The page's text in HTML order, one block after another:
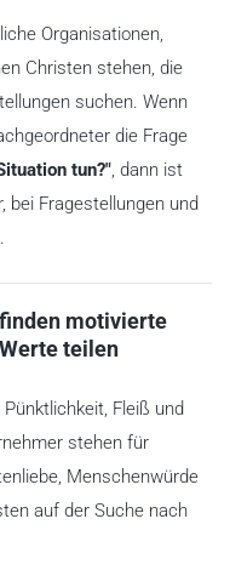
Organisationen,
Christen stehen, die
suchen. Wenn
die Frage
tun?", dann ist
bei Fragestellungen und
motivierte
teilen
Fleiß und
stehen für
Menschenwürde
auf der Suche nach